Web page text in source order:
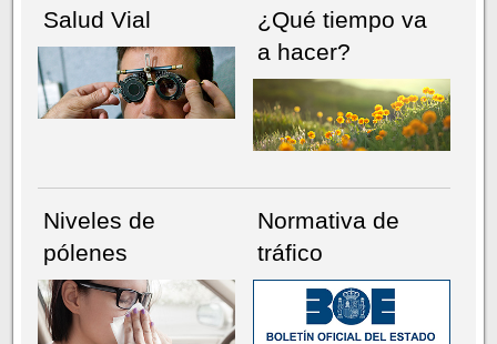
Salud Vial
¿Qué tiempo va
a hacer?
Niveles de
pólenes
Normativa de
tráfico